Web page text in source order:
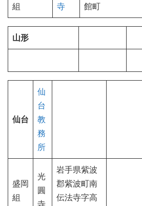
組
寺
館町
山形
仙台
仙
台
教
務
所
盛岡
組
光
圓
寺
岩手県紫波
郡紫波町南
伝法寺字高